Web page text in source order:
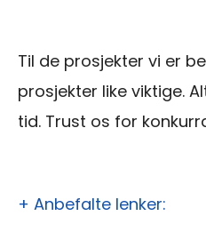
Til de prosjekter vi er
prosjekter like viktige.
tid. Trust os for
+ Anbefalte lenker: